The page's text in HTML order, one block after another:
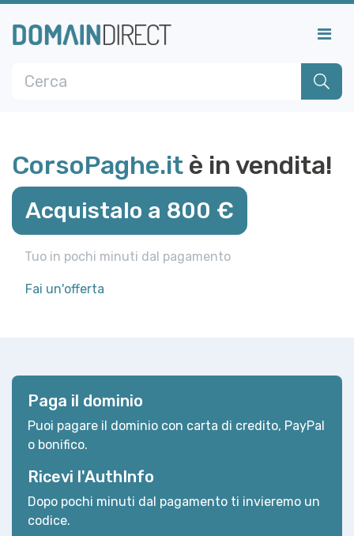
CorsoPaghe.it è in vendita!
Acquistalo a 800 €
Tuo in pochi minuti dal pagamento
Fai un'offerta
Paga il dominio
Puoi pagare il dominio con carta di credito, PayPal
o bonifico.
Ricevi l'AuthInfo
Dopo pochi minuti dal pagamento ti invieremo un
codice.